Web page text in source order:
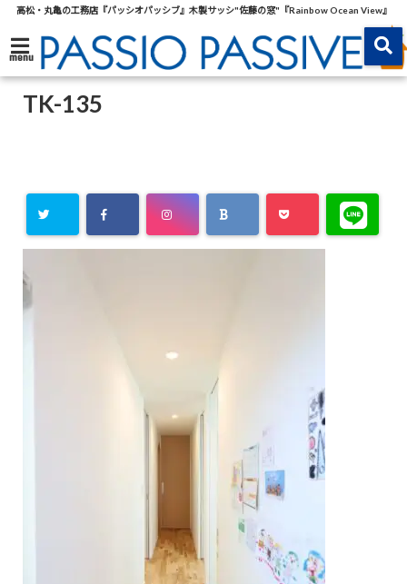
高松・丸亀の工務店『パッシオパッシブ』木製サッシ"佐藤の窓"『Rainbow Ocean View』
menu
TK-135